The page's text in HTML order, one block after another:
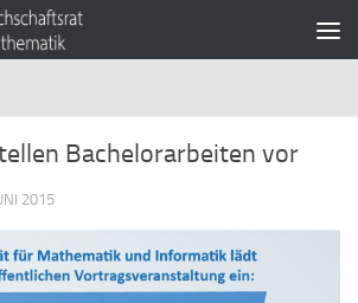
Bachelorarbeiten vor
2015